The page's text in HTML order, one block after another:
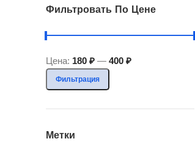
Фильтровать По Цене
Фильтрация
Цена: 180 ₽ — 400 ₽
Метки